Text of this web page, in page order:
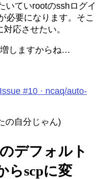
いていrootのsshログイ
必要になります。そこ
応させたい。
しますからね…
#10 · ncaq/auto-
の自分じゃん)
デフォルト
らscpに変